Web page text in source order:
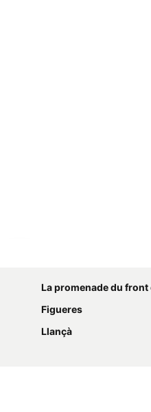
La promenade du front
Figueres
Llançà